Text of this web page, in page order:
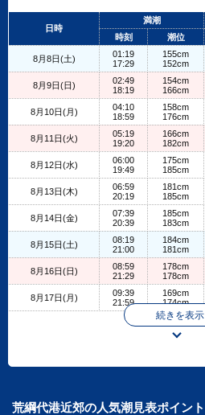
+
日時
満潮
時刻
潮位
8月8日(土)
01:19
17:29
155cm
152cm
8月9日(日)
02:49
18:19
154cm
166cm
8月10日(月)
04:10
18:59
158cm
176cm
8月11日(火)
05:19
19:20
166cm
182cm
8月12日(水)
06:00
19:49
175cm
185cm
8月13日(木)
06:59
20:19
181cm
185cm
8月14日(金)
07:39
20:39
185cm
183cm
8月15日(土)
08:19
21:00
184cm
181cm
8月16日(日)
08:59
21:29
178cm
178cm
8月17日(月)
09:39
21:59
169cm
174cm
続きを表示
荒綱代港近郊の人気潮見表ポイント